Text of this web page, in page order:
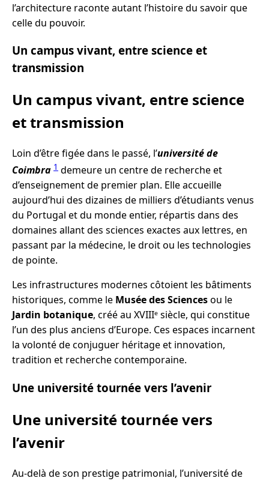
l’architecture raconte autant l’histoire du savoir que
celle du pouvoir.
Un campus vivant, entre science et
transmission
Un campus vivant, entre science
et transmission
Loin d’être figée dans le passé, l’université de
Coimbra 1 demeure un centre de recherche et
d’enseignement de premier plan. Elle accueille
aujourd’hui des dizaines de milliers d’étudiants venus
du Portugal et du monde entier, répartis dans des
domaines allant des sciences exactes aux lettres, en
passant par la médecine, le droit ou les technologies
de pointe.
Les infrastructures modernes côtoient les bâtiments
historiques, comme le Musée des Sciencesou le
Jardin botanique, créé au XVIIIᵉ siècle, qui constitue
l’un des plus anciens d’Europe. Ces espaces incarnent
la volonté de conjuguer héritage et innovation,
tradition et recherche contemporaine.
Une université tournée vers l’avenir
Une université tournée vers
l’avenir
Au-delà de son prestige patrimonial, l’université de